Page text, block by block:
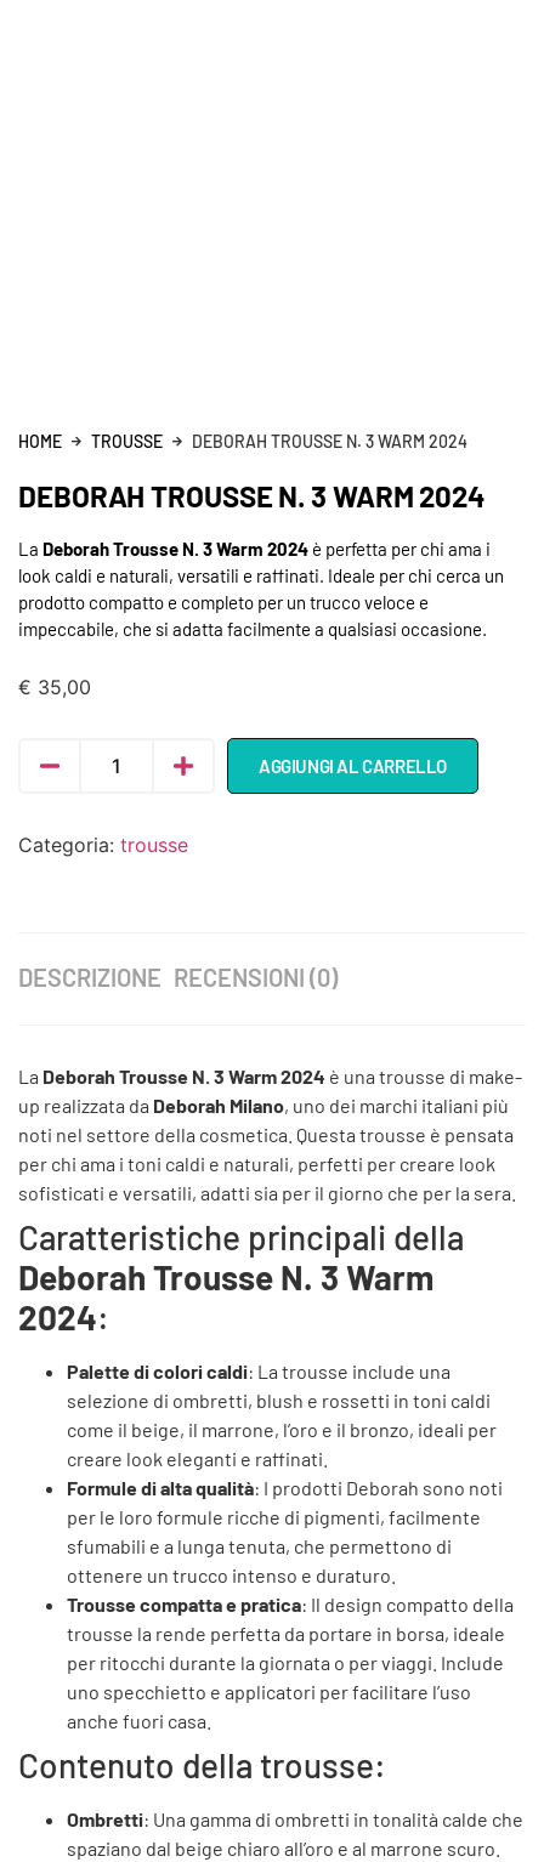
HOME TROUSSE DEBORAH TROUSSE N. 3 WARM 2024
DEBORAH TROUSSE N. 3 WARM 2024
La Deborah Trousse N. 3 Warm 2024 è perfetta per chi ama i
look caldi e naturali, versatili e raffinati. Ideale per chi cerca un
prodotto compatto e completo per un trucco veloce e
impeccabile, che si adatta facilmente a qualsiasi occasione.
€ 35,00
AGGIUNGI AL CARRELLO
Categoria: trousse
DESCRIZIONE RECENSIONI (0)
La Deborah Trousse N. 3 Warm 2024 è una trousse di make-
up realizzata da Deborah Milano, uno dei marchi italiani più
noti nel settore della cosmetica. Questa trousse è pensata
per chi ama i toni caldi e naturali, perfetti per creare look
sofisticati e versatili, adatti sia per il giorno che per la sera.
Caratteristiche principali della
Deborah Trousse N. 3 Warm
2024:
Palette di colori caldi: La trousse include una
selezione di ombretti, blush e rossetti in toni caldi
come il beige, il marrone, l’oro e il bronzo, ideali per
creare look eleganti e raffinati.
Formule di alta qualità: I prodotti Deborah sono noti
per le loro formule ricche di pigmenti, facilmente
sfumabili e a lunga tenuta, che permettono di
ottenere un trucco intenso e duraturo.
Trousse compatta e pratica: Il design compatto della
trousse la rende perfetta da portare in borsa, ideale
per ritocchi durante la giornata o per viaggi. Include
uno specchietto e applicatori per facilitare l’uso
anche fuori casa.
Contenuto della trousse:
Ombretti: Una gamma di ombretti in tonalità calde che
spaziano dal beige chiaro all’oro e al marrone scuro.